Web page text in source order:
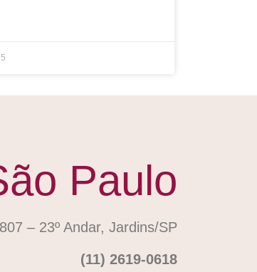
Paulo
– 23º Andar, Jardins/SP
(11) 2619-0618